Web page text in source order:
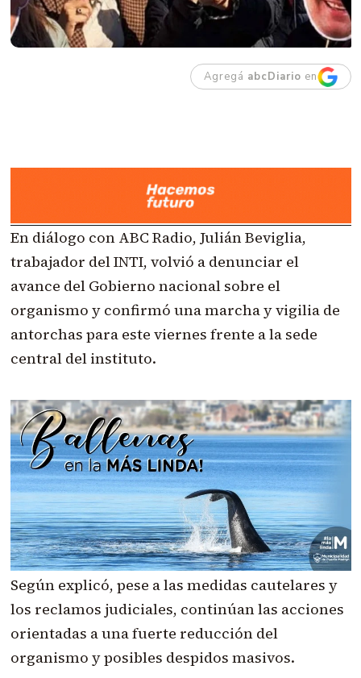
Agregá abcDiario en
En diálogo con ABC Radio, Julián Beviglia,
trabajador del INTI, volvió a denunciar el
avance del Gobierno nacional sobre el
organismo y confirmó una marcha y vigilia de
antorchas para este viernes frente a la sede
central del instituto.
Según explicó, pese a las medidas cautelares y
los reclamos judiciales, continúan las acciones
orientadas a una fuerte reducción del
organismo y posibles despidos masivos.